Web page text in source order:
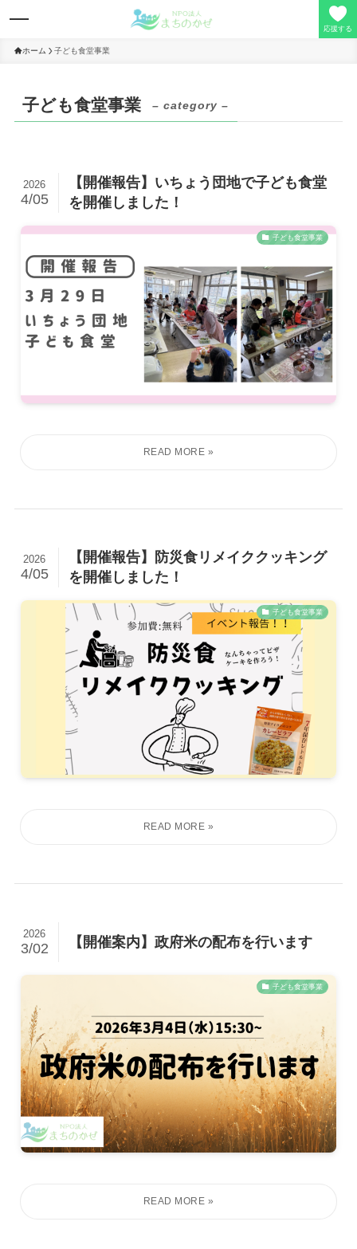
理事長の想い
寄付/会員募集
お問い合わせ
応援する
応援する
ホーム 子ども食堂事業
子ども食堂事業 – category –
【開催報告】いちょう団地で子ども食堂
を開催しました！
2026
4/05
子ども食堂事業
【開催報告】防災食リメイククッキング
を開催しました！
2026
4/05
子ども食堂事業
【開催案内】政府米の配布を行います
2026
3/02
子ども食堂事業